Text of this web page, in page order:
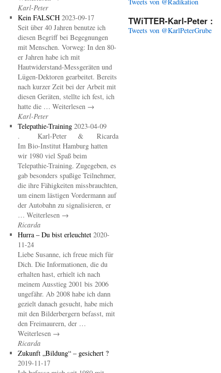
Karl-Peter
Kein FALSCH 2023-09-17
Seit über 40 Jahren benutze ich
diesen Begriff bei Begegnungen
mit Menschen. Vorweg: In den 80-
er Jahren habe ich mit
Hautwiderstand-Messgeräten und
Lügen-Dektoren gearbeitet. Bereits
nach kurzer Zeit bei der Arbeit mit
diesen Geräten, stellte ich fest, ich
hatte die … Weiterlesen →
Karl-Peter
Telepathie-Training 2023-04-09
. Karl-Peter & Ricarda
Im Bio-Institut Hamburg hatten
wir 1980 viel Spaß beim
Telepathie-Training. Zugegeben, es
gab besonders spaßige Teilnehmer,
die ihre Fähigkeiten missbrauchten,
um einem lästigen Vordermann auf
der Autobahn zu signalisieren, er
… Weiterlesen →
Ricarda
Hurra – Du bist erleuchtet 2020-
11-24
Liebe Susanne, ich freue mich für
Dich. Die Informationen, die du
erhalten hast, erhielt ich nach
meinem Ausstieg 2001 bis 2006
ungefähr. Ab 2008 habe ich dann
gezielt danach gesucht, habe mich
mit den Bilderbergern befasst, mit
den Freimaurern, der …
Weiterlesen →
Ricarda
Zukunft „Bildung“ – gesichert ?
2019-11-17
TWiTTER-Karl-Peter :
Tweets von @KarlPeterGrube